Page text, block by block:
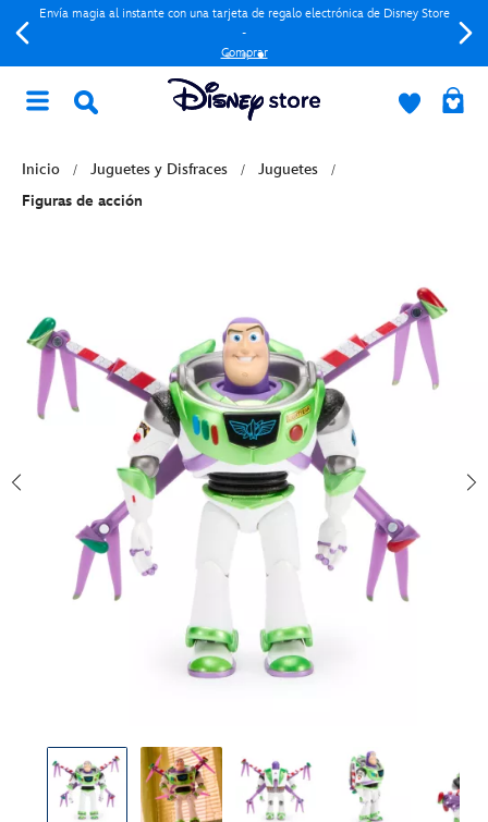
Envía magia al instante con una tarjeta de regalo electrónica de Disney Store
-
Comprar
Inicio Juguetes y Disfraces
Juguetes
Figuras de acción